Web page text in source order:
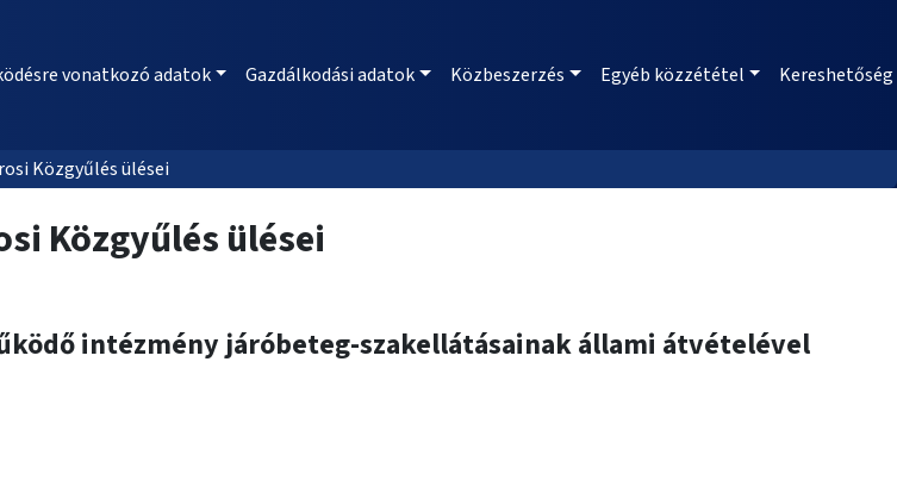
vonatkozó adatok Gazdálkodási adatok Közbeszerzés Egyéb közzététel Kereshetőség
Közgyűlés ülései
Közgyűlés ülései
intézmény járóbeteg-szakellátásainak állami átvételével